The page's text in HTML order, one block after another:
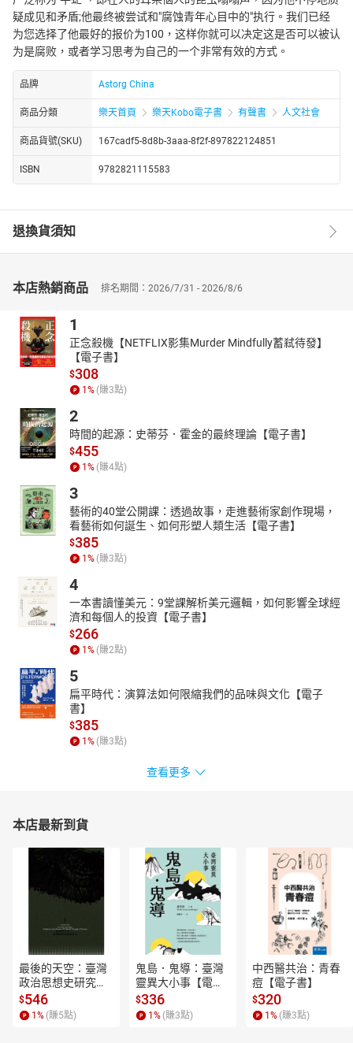
疑成见和矛盾;他最终被尝试和"腐蚀青年心目中的"执行。我们已经
为您选择了他最好的报价为100，这样你就可以决定这是否可以被认
为是腐败，或者学习思考为自己的一个非常有效的方式。
品牌 Astorg China
商品分類 樂天首頁 樂天Kobo電子書 有聲書 人文社會
商品貨號(SKU) 167cadf5-8d8b-3aaa-8f2f-897822124851
ISBN 9782821115583
退換貨須知
本店熱銷商品 排名期間：2026/7/31 - 2026/8/6
1
正念殺機【NETFLIX影集Murder Mindfully蓄弒待發】
【電子書】
$308
1% (賺3點)
2
時間的起源：史蒂芬．霍金的最終理論【電子書】
$455
1% (賺4點)
3
藝術的40堂公開課：透過故事，走進藝術家創作現場，
看藝術如何誕生、如何形塑人類生活【電子書】
$385
1% (賺3點)
4
一本書讀懂美元：9堂課解析美元邏輯，如何影響全球經
濟和每個人的投資【電子書】
$266
1% (賺2點)
5
扁平時代：演算法如何限縮我們的品味與文化【電子
書】
$385
1% (賺3點)
查看更多
本店最新到貨
最後的天空：臺灣
政治思想史研究
【電子書】
$546
1 % (賺5點)
鬼島．鬼導：臺灣
靈異大小事【電子
書】
$336
1 % (賺3點)
中西醫共治：青春
痘【電子書】
$320
1 % (賺3點)